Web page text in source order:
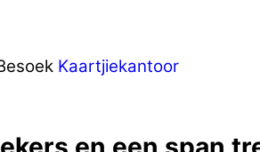
Kaartjiekantoor